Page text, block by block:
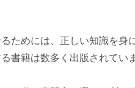
ためには、正しい知識を身
書籍は数多く出版されてい